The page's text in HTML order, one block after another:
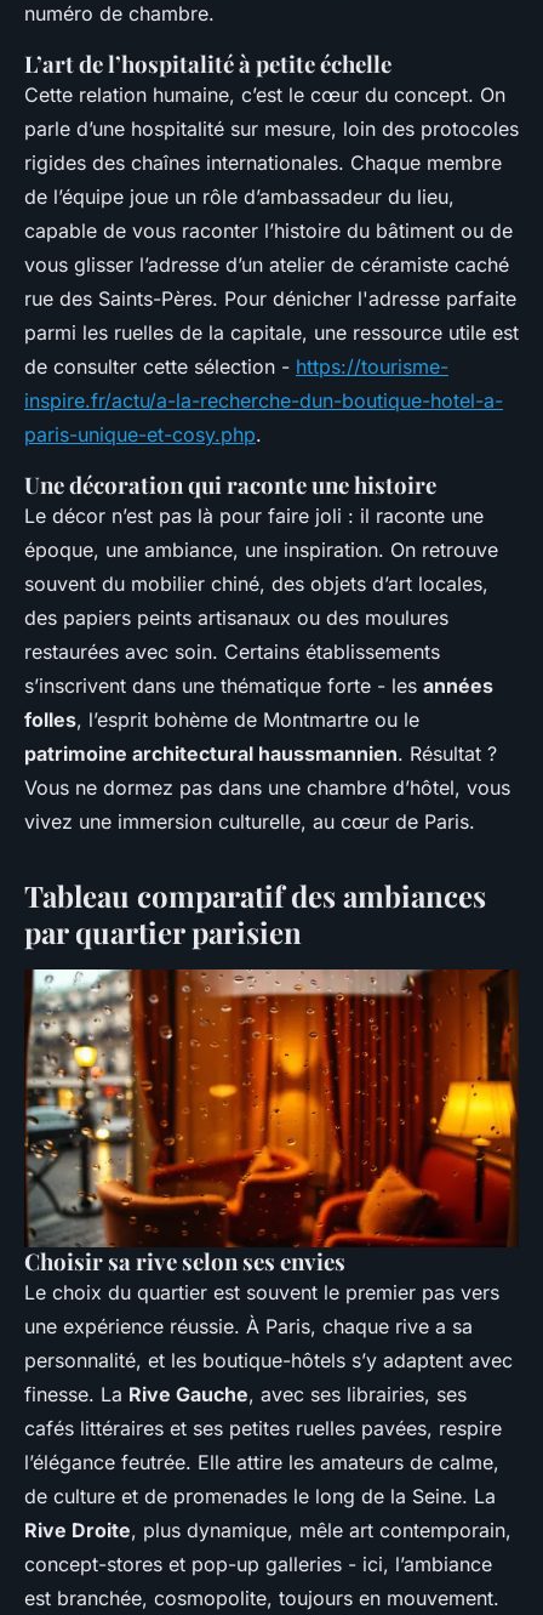
numéro de chambre.
L’art de l’hospitalité à petite échelle
Cette relation humaine, c’est le cœur du concept. On
parle d’une hospitalité sur mesure, loin des protocoles
rigides des chaînes internationales. Chaque membre
de l’équipe joue un rôle d’ambassadeur du lieu,
capable de vous raconter l’histoire du bâtiment ou de
vous glisser l’adresse d’un atelier de céramiste caché
rue des Saints-Pères. Pour dénicher l'adresse parfaite
parmi les ruelles de la capitale, une ressource utile est
de consulter cette sélection - https://tourisme-
inspire.fr/actu/a-la-recherche-dun-boutique-hotel-a-
paris-unique-et-cosy.php.
Une décoration qui raconte une histoire
Le décor n’est pas là pour faire joli : il raconte une
époque, une ambiance, une inspiration. On retrouve
souvent du mobilier chiné, des objets d’art locales,
des papiers peints artisanaux ou des moulures
restaurées avec soin. Certains établissements
s’inscrivent dans une thématique forte - les années
folles, l’esprit bohème de Montmartre ou le
patrimoine architectural haussmannien. Résultat ?
Vous ne dormez pas dans une chambre d’hôtel, vous
vivez une immersion culturelle, au cœur de Paris.
Tableau comparatif des ambiances
par quartier parisien
Choisir sa rive selon ses envies
Le choix du quartier est souvent le premier pas vers
une expérience réussie. À Paris, chaque rive a sa
personnalité, et les boutique-hôtels s’y adaptent avec
finesse. La Rive Gauche, avec ses librairies, ses
cafés littéraires et ses petites ruelles pavées, respire
l’élégance feutrée. Elle attire les amateurs de calme,
de culture et de promenades le long de la Seine. La
Rive Droite, plus dynamique, mêle art contemporain,
concept-stores et pop-up galleries - ici, l’ambiance
est branchée, cosmopolite, toujours en mouvement.